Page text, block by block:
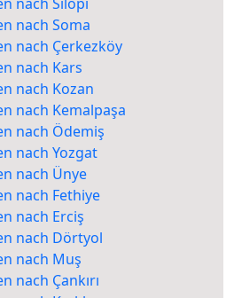
nach Soma
nach Çerkezköy
nach Kars
nach Kozan
nach Kemalpaşa
nach Ödemiş
nach Yozgat
nach Ünye
nach Fethiye
nach Erciş
nach Dörtyol
nach Muş
nach Çankırı